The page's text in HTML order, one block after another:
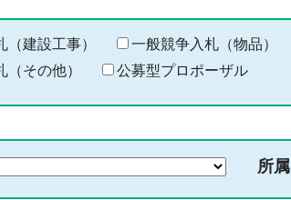
る
キ
ー
ー
入
力
（建設工事） 一般競争入札（物品）
（その他）
公募型プロポーザル
所属